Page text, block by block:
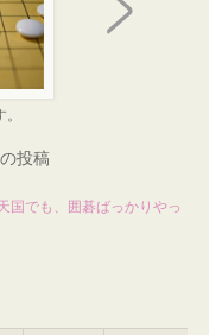
投稿
国でも、囲碁ばっかりやっ